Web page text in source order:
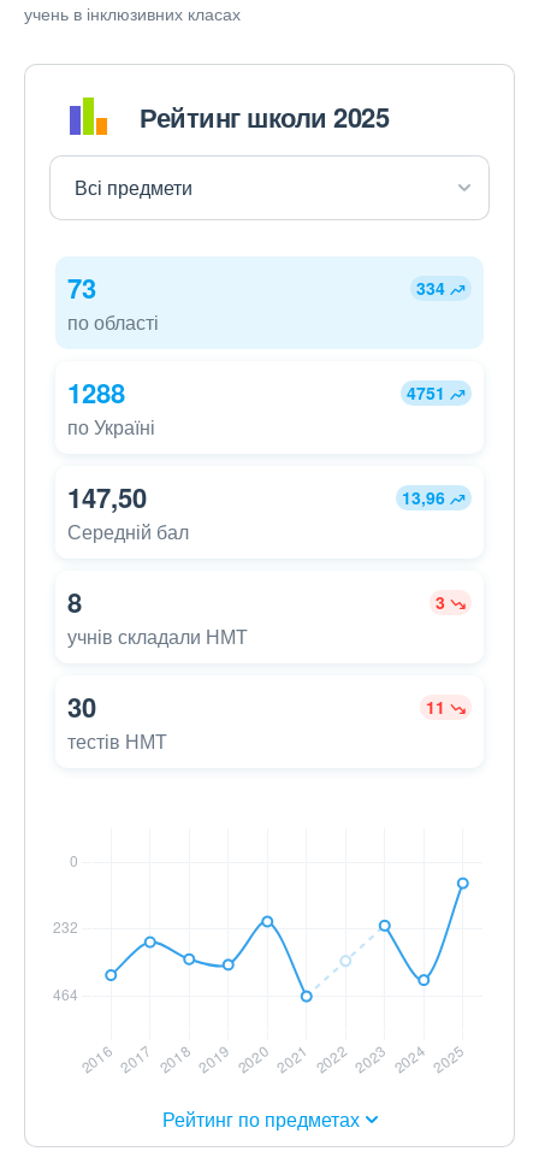
учень в інклюзивних класах
Рейтинг школи 2025
73 334
по області
1288 4751
по Україні
147,50 13,96
Середній бал
8 3
учнів складали НМТ
30 11
тестів НМТ
Рейтинг по предметах